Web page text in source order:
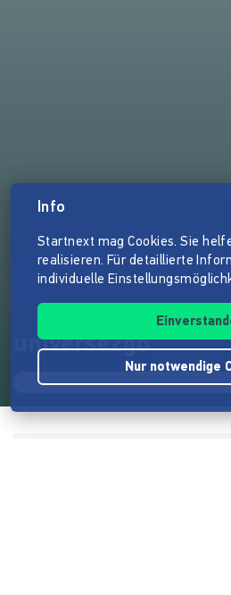
universe2go
Info
Startnext mag Cookies. Sie
realisieren. Für detaillierte
individuelle
Nur notwendige